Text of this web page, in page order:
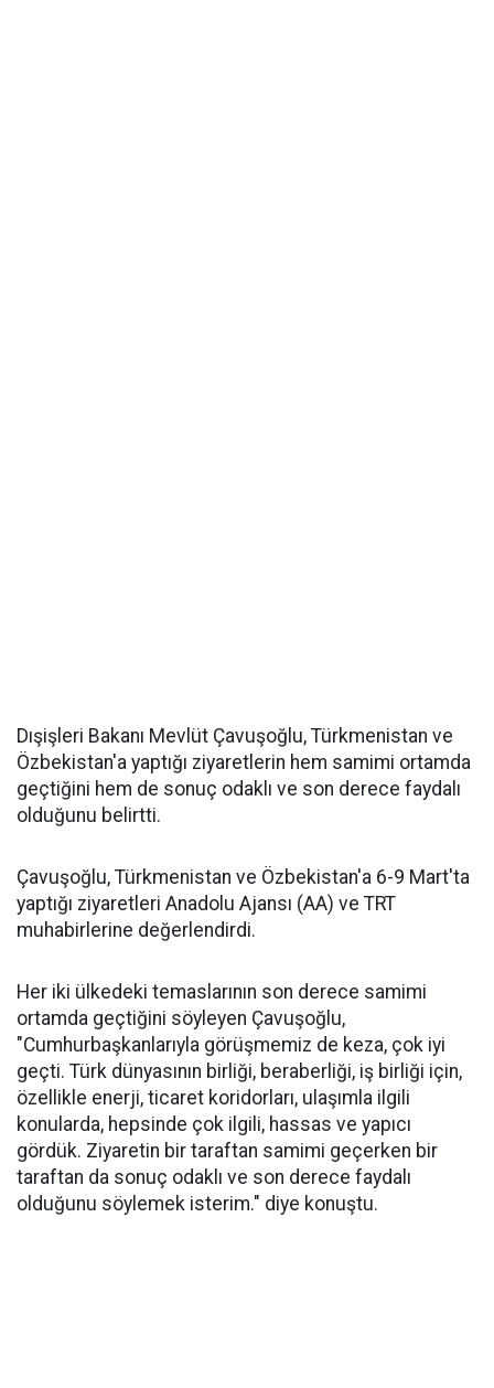
Dışişleri Bakanı Mevlüt Çavuşoğlu, Türkmenistan ve
Özbekistan'a yaptığı ziyaretlerin hem samimi ortamda
geçtiğini hem de sonuç odaklı ve son derece faydalı
olduğunu belirtti.
Çavuşoğlu, Türkmenistan ve Özbekistan'a 6-9 Mart'ta
yaptığı ziyaretleri Anadolu Ajansı (AA) ve TRT
muhabirlerine değerlendirdi.
Her iki ülkedeki temaslarının son derece samimi
ortamda geçtiğini söyleyen Çavuşoğlu,
"Cumhurbaşkanlarıyla görüşmemiz de keza, çok iyi
geçti. Türk dünyasının birliği, beraberliği, iş birliği için,
özellikle enerji, ticaret koridorları, ulaşımla ilgili
konularda, hepsinde çok ilgili, hassas ve yapıcı
gördük. Ziyaretin bir taraftan samimi geçerken bir
taraftan da sonuç odaklı ve son derece faydalı
olduğunu söylemek isterim." diye konuştu.